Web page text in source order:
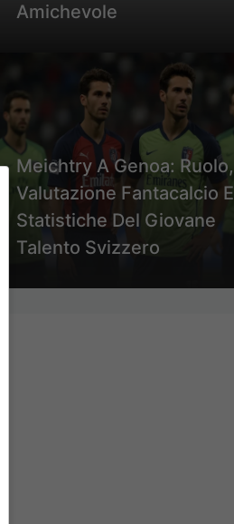
Amichevole
Meichtry A Genoa: Ruolo,
Valutazione Fantacalcio E
Statistiche Del Giovane
Talento Svizzero